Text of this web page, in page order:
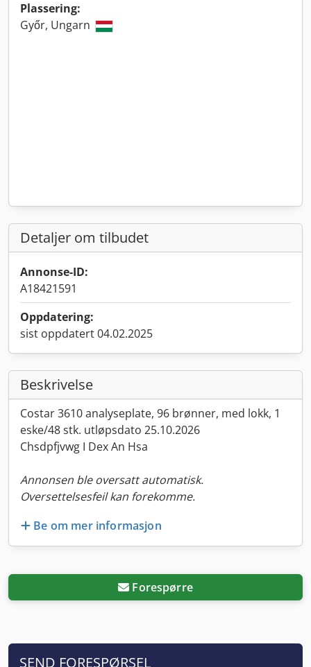
Plassering:
Győr, Ungarn
Detaljer om tilbudet
Annonse-ID:
A18421591
Oppdatering:
sist oppdatert 04.02.2025
Beskrivelse
Costar 3610 analyseplate, 96 brønner, med lokk, 1
eske/48 stk. utløpsdato 25.10.2026
Chsdpfjvwg I Dex An Hsa
Annonsen ble oversatt automatisk.
Oversettelsesfeil kan forekomme.
Be om mer informasjon
Forespørre
SEND FORESPØRSEL